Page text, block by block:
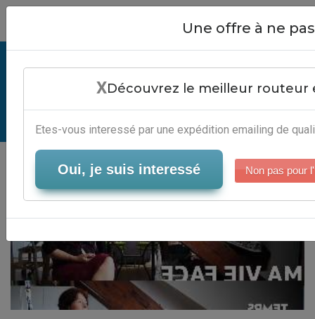
Responsive Email - Outils
Marketing Digital
Serveur-Emailing
Close
Une offre à ne
XDécouvrez le meilleur routeur
Etes-vous interessé par une expédition emailing de
Oui, je suis interessé Non pas pour